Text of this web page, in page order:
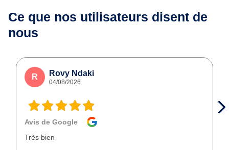
Ce que nos utilisateurs disent de
nous
R Rovy Ndaki
04/08/2026
Avis de Google
Très bien